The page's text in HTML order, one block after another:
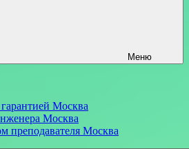
Меню
Москва
Москва
преподавателя Москва